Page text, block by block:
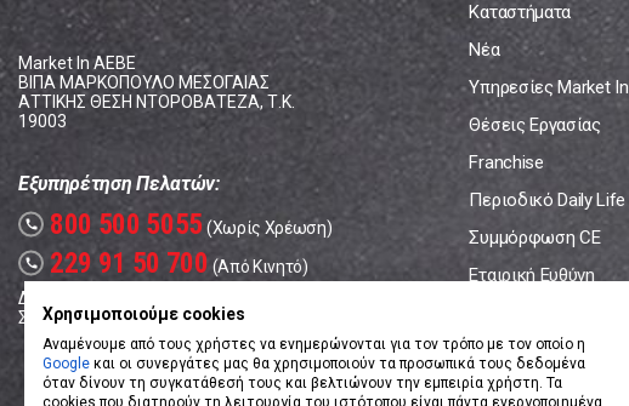
Market In ΑΕΒΕ
ΒΙΠΑ ΜΑΡΚΟΠΟΥΛΟ ΜΕΣΟΓΑΙΑΣ
ΑΤΤΙΚΗΣ ΘΕΣΗ ΝΤΟΡΟΒΑΤΕΖΑ, Τ.Κ.
19003
Εξυπηρέτηση Πελατών:
call 800 500 5055 (Χωρίς Χρέωση)
call 229 91 50 700 (Από Κινητό)
Δευτέρα - Παρασκευή: 08:00 - 17:00
Σάββατο: 08:00 – 14:00
Καταστήματα
Νέα
Υπηρεσίες Market In
Θέσεις Εργασίας
Franchise
Περιοδικό Daily Life
Συμμόρφωση CE
Εταιρική Ευθύνη
Χρησιμοποιούμε cookies
Αναμένουμε από τους χρήστες να ενημερώνονται για τον τρόπο με τον οποίο η
Google και οι συνεργάτες μας θα χρησιμοποιούν τα προσωπικά τους δεδομένα
όταν δίνουν τη συγκατάθεσή τους και βελτιώνουν την εμπειρία χρήστη. Τα
cookies που διατηρούν τη λειτουργία του ιστότοπου είναι πάντα ενεργοποιημένα.